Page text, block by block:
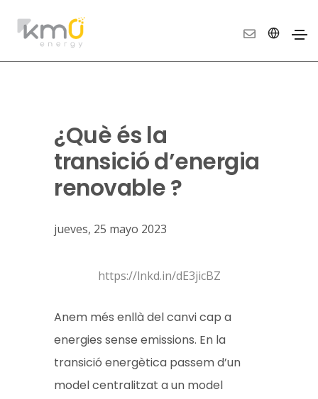
¿Què és la
transició d’energia
renovable ?
jueves, 25 mayo 2023
https://lnkd.in/dE3jicBZ
Anem més enllà del canvi cap a
energies sense emissions. En la
transició energètica passem d’un
model centralitzat a un model